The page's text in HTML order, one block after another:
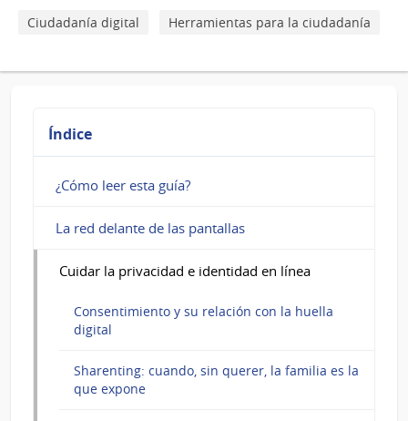
familia
es
que
expone
Ciudadanía digital Herramientas para la ciudadanía
Índice
¿Cómo leer esta guía?
La red delante de las pantallas
Cuidar la privacidad e identidad en línea
Consentimiento y su relación con la huella
digital
Sharenting: cuando, sin querer, la familia es la
que expone